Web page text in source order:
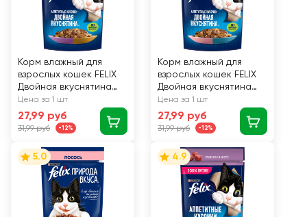
Корм влажный для
взрослых кошек FELIX
Двойная вкуснятина
Ягненок и курица в
желе, 75г
Цена за 1 шт
27,99 руб
31,99 руб -12%
Корм влажный для
взрослых кошек FELIX
Двойная вкуснятина
Лосось и форель в
желе, 75г
Цена за 1 шт
27,99 руб
31,99 руб -12%
5.0 4.9